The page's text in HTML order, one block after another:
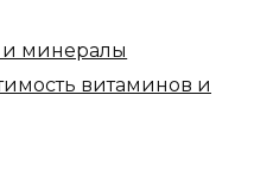
минералы
витаминов и